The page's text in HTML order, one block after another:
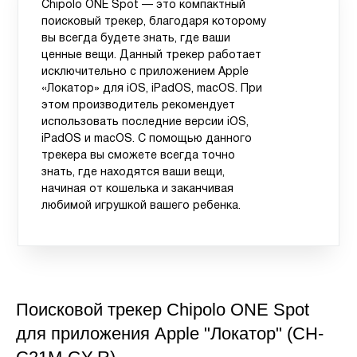
Chipolo ONE Spot — это компактный
поисковый трекер, благодаря которому
вы всегда будете знать, где ваши
ценные вещи. Данный трекер работает
исключительно с приложением Apple
«Локатор» для iOS, iPadOS, macOS. При
этом производитель рекомендует
использовать последние версии iOS,
iPadOS и macOS. С помощью данного
трекера вы сможете всегда точно
знать, где находятся ваши вещи,
начиная от кошелька и заканчивая
любимой игрушкой вашего ребенка.
Поисковой трекер Chipolo ONE Spot
для приложения Apple "Локатор" (CH-